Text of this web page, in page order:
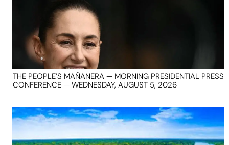
THE PEOPLE’S MAÑANERA — MORNING PRESIDENTIAL PRESS
CONFERENCE — WEDNESDAY, AUGUST 5, 2026